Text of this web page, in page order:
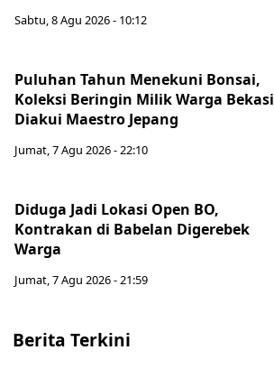
Sabtu, 8 Agu 2026 - 10:12
Puluhan Tahun Menekuni Bonsai,
Koleksi Beringin Milik Warga Bekasi
Diakui Maestro Jepang
Jumat, 7 Agu 2026 - 22:10
Diduga Jadi Lokasi Open BO,
Kontrakan di Babelan Digerebek
Warga
Jumat, 7 Agu 2026 - 21:59
Berita Terkini